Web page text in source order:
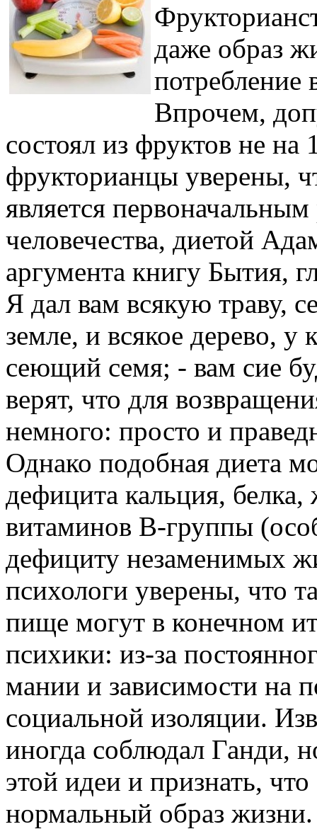
даже образ
потребление
Впрочем,
состоял из фруктов не
фрукторианцы уверены,
является
человечества, диетой
аргумента книгу Бытия,
Я дал вам всякую траву,
земле, и всякое дерево, у
сеющий семя; - вам сие
верят, что для
немного: просто и
Однако подобная диета
дефицита кальция,
витаминов B-группы
дефициту незаменимых
психологи уверены, что
пище могут в конечном
психики: из-за
мании и зависимости на
социальной изоляции.
иногда соблюдал Ганди,
этой идеи и признать, что
нормальный образ жизни.